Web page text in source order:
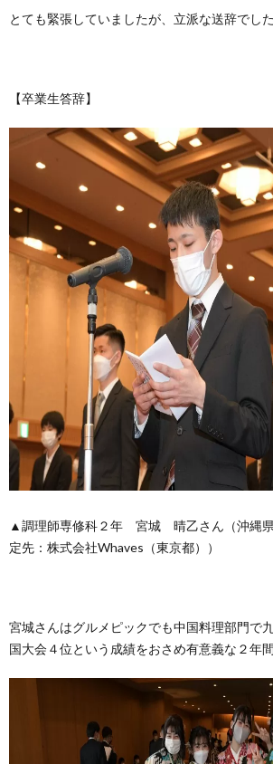
とても緊張していましたが、立派な送辞でした
【卒業生答辞】
▲調理師専修科２年 宮城 晴乙さん（沖縄県
定先：株式会社Whaves（東京都））
宮城さんはグルメピックでも中国料理部門で
国大会４位という成績をおさめ有意義な２年